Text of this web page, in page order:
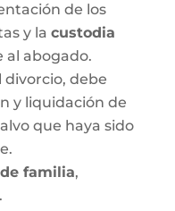
de los
y la custodia
al abogado.
divorcio, debe
y liquidación de
que haya sido
familia,